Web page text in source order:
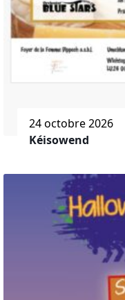
24 octobre 2026
Kéisowend